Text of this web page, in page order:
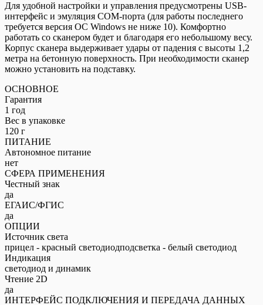
Для удобной настройки и управления предусмотрены USB-
интерфейс и эмуляция COM-порта (для работы последнего
требуется версия ОС Windows не ниже 10). Комфортно
работать со сканером будет и благодаря его небольшому весу.
Корпус сканера выдерживает удары от падения с высоты 1,2
метра на бетонную поверхность. При необходимости сканер
можно установить на подставку.
ОСНОВНОЕ
Гарантия
1 год
Вес в упаковке
120 г
ПИТАНИЕ
Автономное питание
нет
СФЕРА ПРИМЕНЕНИЯ
Честный знак
да
ЕГАИС/ФГИС
да
ОПЦИИ
Источник света
прицел - красный светодиодподсветка - белый светодиод
Индикация
светодиод и динамик
Чтение 2D
да
ИНТЕРФЕЙС ПОДКЛЮЧЕНИЯ И ПЕРЕДАЧА ДАННЫХ